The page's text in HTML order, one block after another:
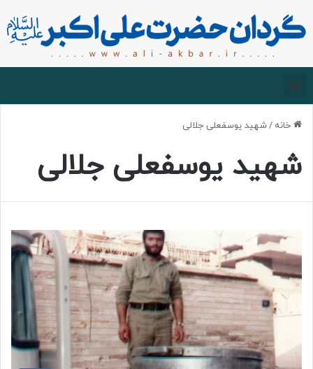
خانه /شهید یوسفعلی جلالی
شهید یوسفعلی جلالی